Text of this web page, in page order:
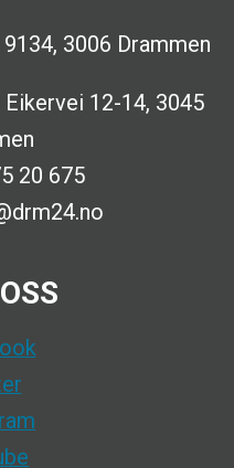
3006 Drammen
Eikervei 12-14, 3045
20 675